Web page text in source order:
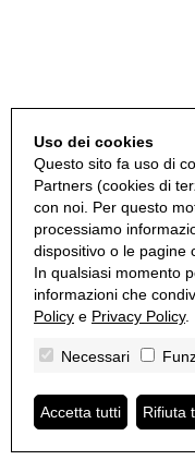
Uso dei cookies
Questo sito fa uso di
Partners (cookies di
con noi. Per questo
processiamo
dispositivo o le pagine
In qualsiasi momento
informazioni che
Policy e Privacy Policy.
Necessari
Accetta tutti Rifiuta